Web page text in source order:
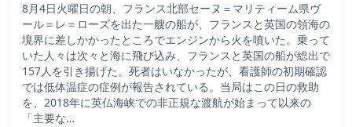
8月4日火曜日の朝、フランス北部セーヌ＝マリティーム県ヴ
ール＝レ＝ローズを出た一艘の船が、フランスと英国の領海の
境界に差しかかったところでエンジンから火を噴いた。乗って
いた人々は次々と海に飛び込み、フランスと英国の船が総出で
157人を引き揚げた。死者はいなかったが、看護師の初期確認
では低体温症の症例が報告されている。当局はこの日の救助
を、2018年に英仏海峡での非正規な渡航が始まって以来の
「主要な…